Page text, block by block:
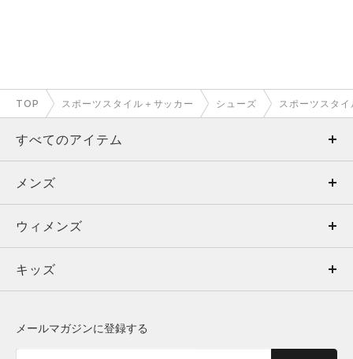
TOP スポーツスタイル＋サッカー シューズ スポーツスタ
すべてのアイテム
メンズ
ウィメンズ
キッズ
メンズ
トップス
ボトムス
ウィメンズ
トップス
キッズ
メールマガジンに登録する